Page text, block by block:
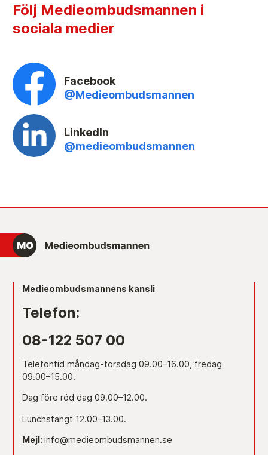
Följ Medieombudsmannen i
sociala medier
Facebook
@Medieombudsmannen
LinkedIn
@medieombudsmannen
Medieombudsmannens kansli
Telefon:
08-122 507 00
Telefontid måndag-torsdag 09.00–16.00, fredag
09.00–15.00.
Dag före röd dag 09.00–12.00.
Lunchstängt 12.00–13.00.
Mejl: info@medieombudsmannen.se